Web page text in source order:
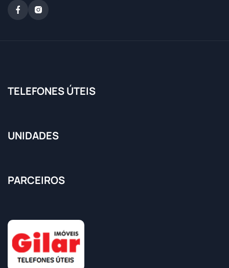
TELEFONES ÚTEIS
UNIDADES
PARCEIROS